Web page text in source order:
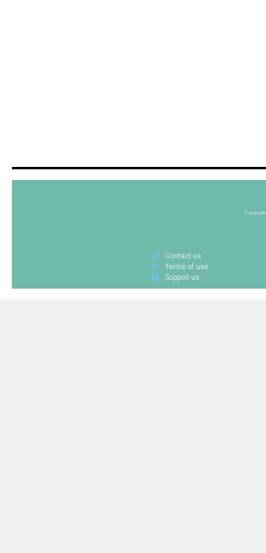
Contact us
Terms of use
Support us